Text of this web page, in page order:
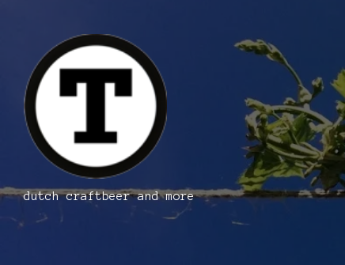
dutch craftbeer and more